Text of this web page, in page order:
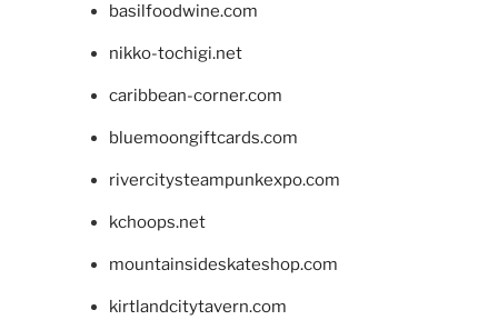
basilfoodwine.com
nikko-tochigi.net
caribbean-corner.com
bluemoongiftcards.com
rivercitysteampunkexpo.com
kchoops.net
mountainsideskateshop.com
kirtlandcitytavern.com